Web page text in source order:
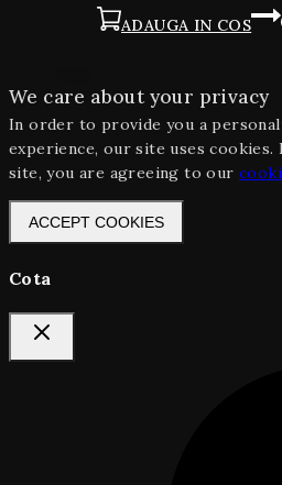
ADAUGA IN COS
We care about your privacy
In order to provide you a
experience, our site uses
site, you are agreeing to our
ACCEPT COOKIES
Cota